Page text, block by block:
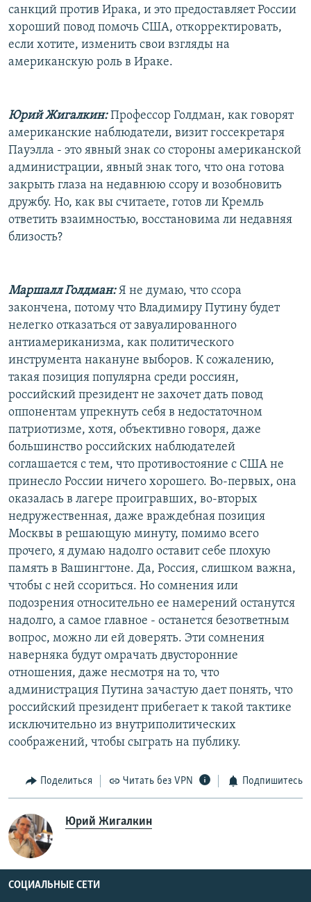
санкций против Ирака, и это предоставляет России
хороший повод помочь США, откорректировать,
если хотите, изменить свои взгляды на
американскую роль в Ираке.
Юрий Жигалкин:Профессор Голдман, как говорят
американские наблюдатели, визит госсекретаря
Пауэлла - это явный знак со стороны американской
администрации, явный знак того, что она готова
закрыть глаза на недавнюю ссору и возобновить
дружбу. Но, как вы считаете, готов ли Кремль
ответить взаимностью, восстановима ли недавняя
близость?
Маршалл Голдман:Я не думаю, что ссора
закончена, потому что Владимиру Путину будет
нелегко отказаться от завуалированного
антиамериканизма, как политического
инструмента накануне выборов. К сожалению,
такая позиция популярна среди россиян,
российский президент не захочет дать повод
оппонентам упрекнуть себя в недостаточном
патриотизме, хотя, объективно говоря, даже
большинство российских наблюдателей
соглашается с тем, что противостояние с США не
принесло России ничего хорошего. Во-первых, она
оказалась в лагере проигравших, во-вторых
недружественная, даже враждебная позиция
Москвы в решающую минуту, помимо всего
прочего, я думаю надолго оставит себе плохую
память в Вашингтоне. Да, Россия, слишком важна,
чтобы с ней ссориться. Но сомнения или
подозрения относительно ее намерений останутся
надолго, а самое главное - останется безответным
вопрос, можно ли ей доверять. Эти сомнения
наверняка будут омрачать двусторонние
отношения, даже несмотря на то, что
администрация Путина зачастую дает понять, что
российский президент прибегает к такой тактике
исключительно из внутриполитических
соображений, чтобы сыграть на публику.
Поделиться Читать без VPN Подпишитесь
Юрий Жигалкин
СОЦИАЛЬНЫЕ СЕТИ